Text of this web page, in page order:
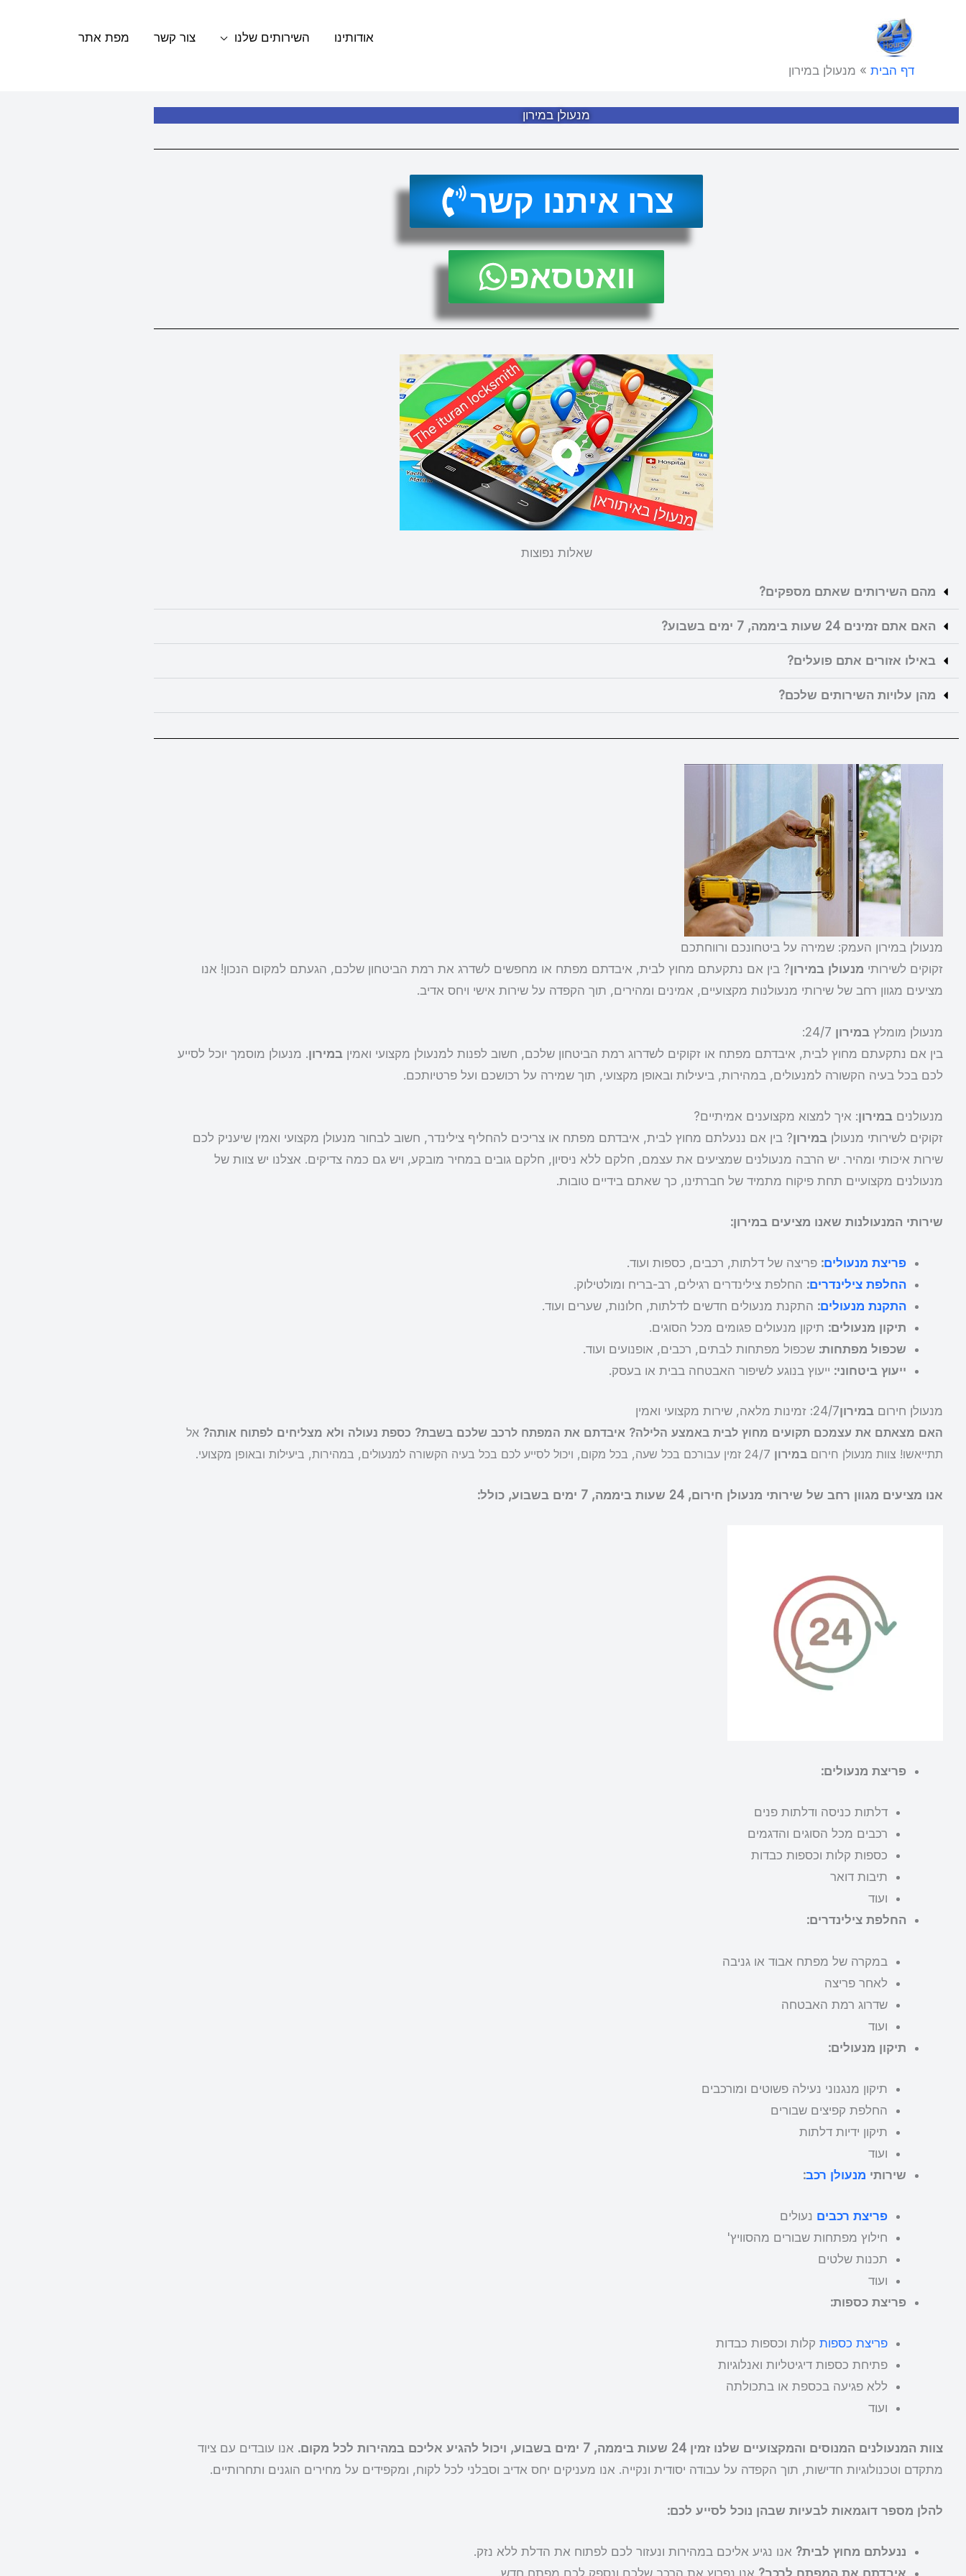
אודותינו השירותים שלנו צור קשר מפת אתר
דף הבית » מנעולן במירון
מנעולן במירון
צרו איתנו קשר
וואטסאפ
שאלות נפוצות
מהם השירותים שאתם מספקים?
האם אתם זמינים 24 שעות ביממה, 7 ימים בשבוע?
באילו אזורים אתם פועלים?
מהן עלויות השירותים שלכם?
מנעולן במירון העמק: שמירה על ביטחונכם ורווחתכם
זקוקים לשירותי מנעולן במירון? בין אם נתקעתם מחוץ לבית, איבדתם מפתח או מחפשים לשדרג את רמת הביטחון שלכם, הגעתם למקום הנכון! אנו
מציעים מגוון רחב של שירותי מנעולנות מקצועיים, אמינים ומהירים, תוך הקפדה על שירות אישי ויחס אדיב.
מנעולן מומלץבמירון 24/7:
בין אם נתקעתם מחוץ לבית, איבדתם מפתח או זקוקים לשדרוג רמת הביטחון שלכם, חשוב לפנות למנעולן מקצועי ואמיןבמירון. מנעולן מוסמך יוכל לסייע
לכם בכל בעיה הקשורה למנעולים, במהירות, ביעילות ובאופן מקצועי, תוך שמירה על רכושכם ועל פרטיותכם.
מנעולניםבמירון: איך למצוא מקצוענים אמיתיים?
זקוקים לשירותי מנעולןבמירון? בין אם ננעלתם מחוץ לבית, איבדתם מפתח או צריכים להחליף צילינדר, חשוב לבחור מנעולן מקצועי ואמין שיעניק לכם
שירות איכותי ומהיר. יש הרבה מנעולנים שמציעים את עצמם, חלקם ללא ניסיון, חלקם גובים במחיר מובקע, ויש גם כמה צדיקים. אצלנו יש צוות של
מנעולנים מקצועיים תחת פיקוח מתמיד של חברתינו, כך שאתם בידיים טובות.
שירותי המנעולנות שאנו מציעים במירון:
פריצת מנעולים: פריצה של דלתות, רכבים, כספות ועוד.
החלפת צילינדרים: החלפת צילינדרים רגילים, רב-בריח ומולטילוק.
התקנת מנעולים: התקנת מנעולים חדשים לדלתות, חלונות, שערים ועוד.
תיקון מנעולים: תיקון מנעולים פגומים מכל הסוגים.
שכפול מפתחות: שכפול מפתחות לבתים, רכבים, אופנועים ועוד.
ייעוץ ביטחוני: ייעוץ בנוגע לשיפור האבטחה בבית או בעסק.
מנעולן חירוםבמירון24/7: זמינות מלאה, שירות מקצועי ואמין
האם מצאתם את עצמכם תקועים מחוץ לבית באמצע הלילה? איבדתם את המפתח לרכב שלכם בשבת? כספת נעולה ולא מצליחים לפתוח אותה? אל
תתייאשו! צוות מנעולן חירוםבמירון
אנו מציעים מגוון רחב של שירותי מנעולן חירום, 24 שעות ביממה, 7 ימים בשבוע, כולל:
פריצת מנעולים:
דלתות כניסה ודלתות פנים
רכבים מכל הסוגים והדגמים
כספות קלות וכספות כבדות
תיבות דואר
ועוד
החלפת צילינדרים:
במקרה של מפתח אבוד או גניבה
לאחר פריצה
שדרוג רמת האבטחה
ועוד
תיקון מנעולים:
תיקון מנגנוני נעילה פשוטים ומורכבים
החלפת קפיצים שבורים
תיקון ידיות דלתות
ועוד
שירותי מנעולן רכב:
פריצת רכבים נעולים
חילוץ מפתחות שבורים מהסוויץ'
תכנות שלטים
ועוד
פריצת כספות:
פריצת כספותקלות וכספות כבדות
פתיחת כספות דיגיטליות ואנלוגיות
ללא פגיעה בכספת או בתכולתה
ועוד
צוות המנעולנים המנוסים והמקצועיים שלנו זמין 24 שעות ביממה, 7 ימים בשבוע, ויכול להגיע אליכם במהירות לכל מקום.
אנו עובדים עם ציוד
מתקדם וטכנולוגיות חדישות, תוך הקפדה על עבודה יסודית ונקייה. אנו מעניקים יחס אדיב וסבלני לכל לקוח, ומקפידים על מחירים הוגנים ותחרותיים.
להלן מספר דוגמאות לבעיות שבהן נוכל לסייע לכם:
ננעלתם מחוץ לבית? אנו נגיע אליכם במהירות ונעזור לכם לפתוח את הדלת ללא נזק.
איבדתם את המפתח לרכב? אנו נפרוץ את הרכב שלכם ונספק לכם מפתח חדש.